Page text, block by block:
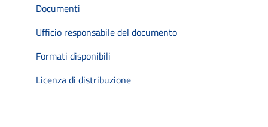
Documenti
Ufficio responsabile del documento
Formati disponibili
Licenza di distribuzione